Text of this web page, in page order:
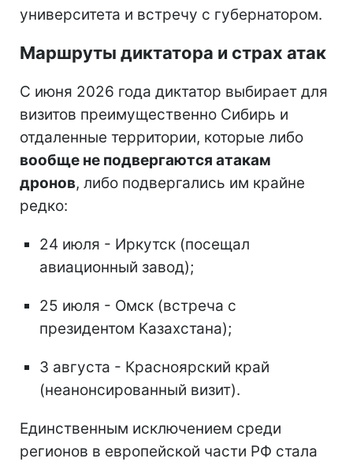
университета и встречу с губернатором.
Маршруты диктатора и страх атак
С июня 2026 года диктатор выбирает для
визитов преимущественно Сибирь и
отдаленные территории, которые либо
вообще не подвергаются атакам
дронов, либо подвергались им крайне
редко:
24 июля - Иркутск (посещал
авиационный завод);
25 июля - Омск (встреча с
президентом Казахстана);
3 августа - Красноярский край
(неанонсированный визит).
Единственным исключением среди
регионов в европейской части РФ стала